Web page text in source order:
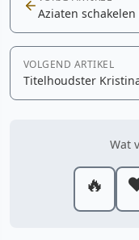
Aziaten
VOLGEND ARTIKEL
Titelhoudster
Wat
🔥